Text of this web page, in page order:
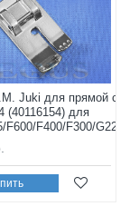
G110
Juki для прямой
(40116154) для
F600/F400/F300/G220/